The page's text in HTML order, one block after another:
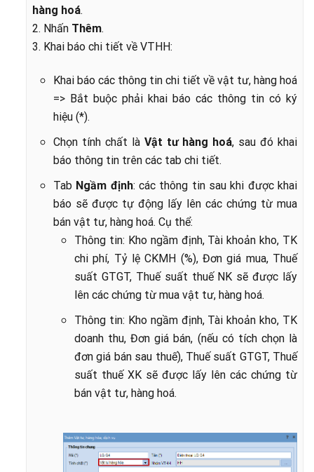
hàng hoá.
2. Nhấn Thêm.
3. Khai báo chi tiết về VTHH:
Khai báo các thông tin chi tiết về vật tư, hàng hoá
=> Bắt buộc phải khai báo các thông tin có ký
hiệu (*).
Chọn tính chất là Vật tư hàng hoá, sau đó khai
báo thông tin trên các tab chi tiết.
Tab Ngầm định: các thông tin sau khi được khai
báo sẽ được tự động lấy lên các chứng từ mua
bán vật tư, hàng hoá. Cụ thể:
Thông tin: Kho ngầm định, Tài khoản kho, TK
chi phí, Tỷ lệ CKMH (%), Đơn giá mua, Thuế
suất GTGT, Thuế suất thuế NK sẽ được lấy
lên các chứng từ mua vật tư, hàng hoá.
Thông tin: Kho ngầm định, Tài khoản kho, TK
doanh thu, Đơn giá bán, (nếu có tích chọn là
đơn giá bán sau thuế), Thuế suất GTGT, Thuế
suất thuế XK sẽ được lấy lên các chứng từ
bán vật tư, hàng hoá.